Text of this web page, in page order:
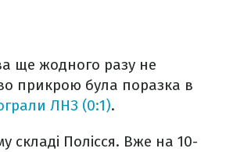
ще жодного разу не
прикрою була поразка в
ЛНЗ (0:1).
складі Полісся. Вже на 10-